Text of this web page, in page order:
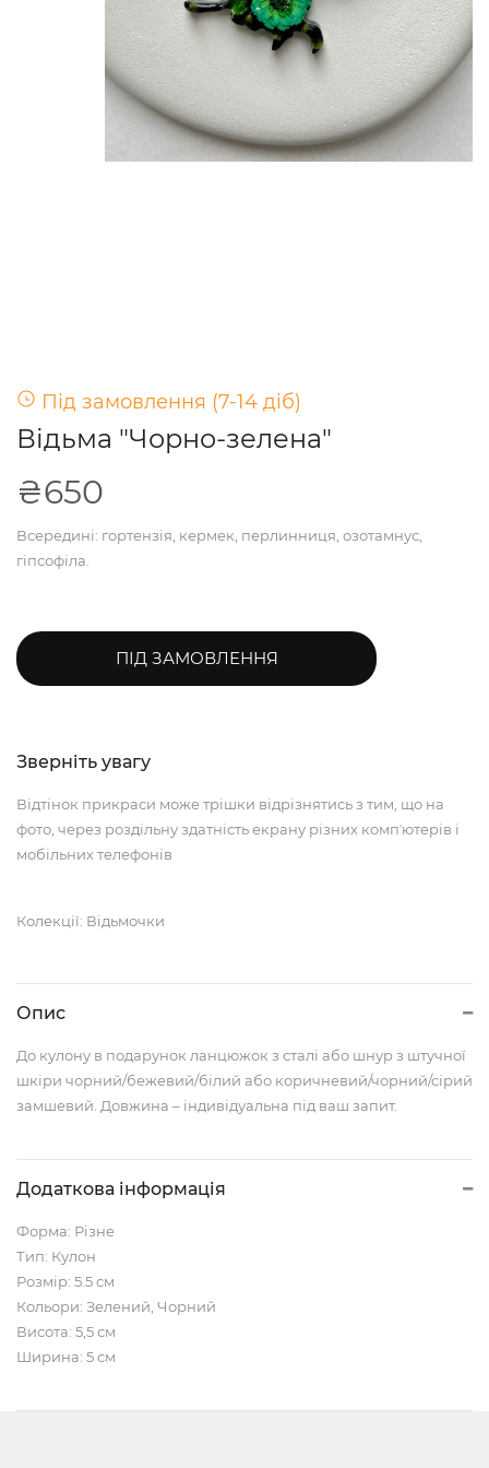
Під замовлення (7-14 діб)
Відьма "Чорно-зелена"
₴650
Всередині: гортензія, кермек, перлинниця, озотамнус,
гіпсофіла.
ПІД ЗАМОВЛЕННЯ
Зверніть увагу
Відтінок прикраси може трішки відрізнятись з тим, що на
фото, через роздільну здатність екрану різних компʼютерів і
мобільних телефонів
Колекції: Відьмочки
Опис
До кулону в подарунок ланцюжок з сталі або шнур з штучної
шкіри чорний/бежевий/білий або коричневий/чорний/сірий
замшевий. Довжина – індивідуальна під ваш запит.
Додаткова інформація
Форма: Різне
Тип: Кулон
Розмір: 5.5 см
Кольори: Зелений, Чорний
Висота: 5,5 см
Ширина: 5 см